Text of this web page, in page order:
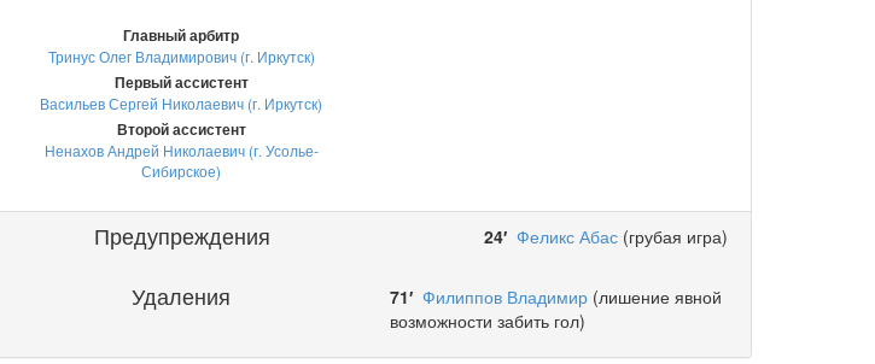
Главный арбитр
Тринус Олег Владимирович (г. Иркутск)
Первый ассистент
Васильев Сергей Николаевич (г. Иркутск)
Второй ассистент
Ненахов Андрей Николаевич (г. Усолье-
Сибирское)
Предупреждения 24′ Феликс Абас (грубая игра)
Удаления 71′ Филиппов Владимир(лишение явной
возможности забить гол)